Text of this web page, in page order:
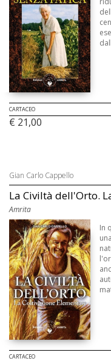
CARTACEO
€ 21,00
Gian Carlo Cappello
La Civiltà dell'Orto.
Amrita
In
CARTACEO